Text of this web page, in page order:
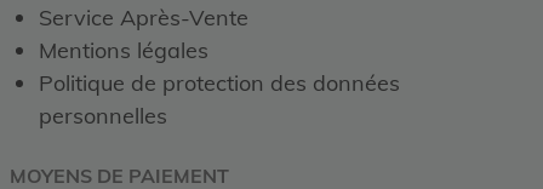
Service Après-Vente
Mentions légales
Politique de protection des données
personnelles
MOYENS DE PAIEMENT